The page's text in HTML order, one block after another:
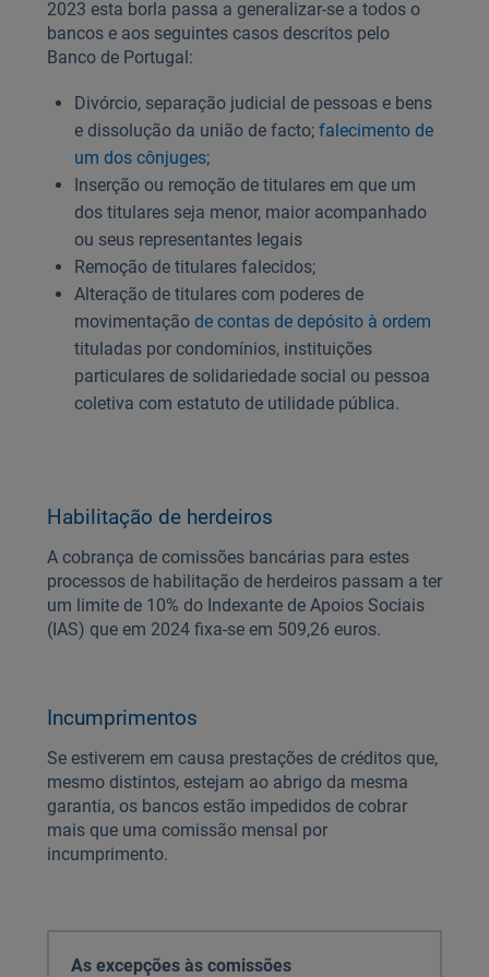
2023 esta borla passa a generalizar-se a todos o
bancos e aos seguintes casos descritos pelo
Banco de Portugal:
Divórcio, separação judicial de pessoas e bens
e dissolução da união de facto; falecimento de
um dos cônjuges;
Inserção ou remoção de titulares em que um
dos titulares seja menor, maior acompanhado
ou seus representantes legais
Remoção de titulares falecidos;
Alteração de titulares com poderes de
movimentação de contas de depósito à ordem
tituladas por condomínios, instituições
particulares de solidariedade social ou pessoa
coletiva com estatuto de utilidade pública.
Habilitação de herdeiros
A cobrança de comissões bancárias para estes
processos de habilitação de herdeiros passam a ter
um limite de 10% do Indexante de Apoios Sociais
(IAS) que em 2024 fixa-se em 509,26 euros.
Incumprimentos
Se estiverem em causa prestações de créditos que,
mesmo distintos, estejam ao abrigo da mesma
garantia, os bancos estão impedidos de cobrar
mais que uma comissão mensal por
incumprimento.
As excepções às comissões